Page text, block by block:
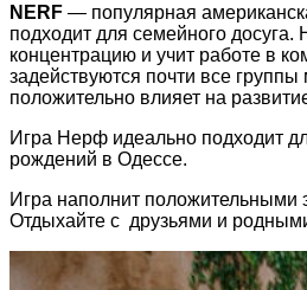
NERF — популярная
подходит для семейного досуга.
концентрацию и учит работе в
задействуются почти все
положительно влияет на
Игра Нерф идеально подходит
рождений в Одессе.
Игра наполнит положительными
Отдыхайте с друзьями и